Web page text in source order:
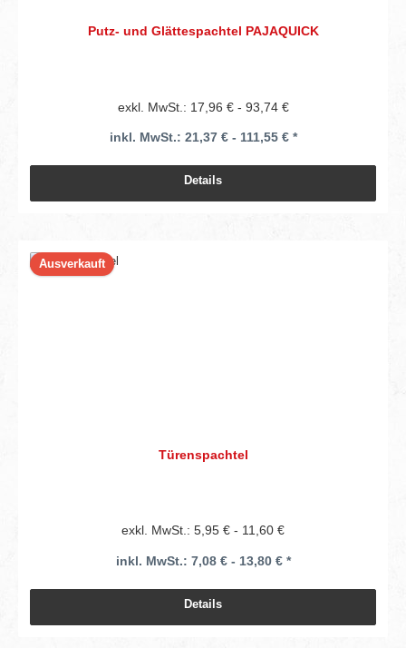
Putz- und Glättespachtel PAJAQUICK
exkl. MwSt.: 17,96 € - 93,74 €
inkl. MwSt.: 21,37 € - 111,55 € *
Details
Ausverkauft
Türenspachtel
exkl. MwSt.: 5,95 € - 11,60 €
inkl. MwSt.: 7,08 € - 13,80 € *
Details